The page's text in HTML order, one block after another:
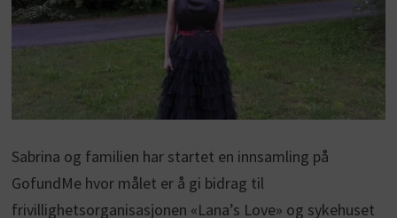
Sabrina og familien har startet en innsamling på
GofundMe hvor målet er å gi bidrag til
frivillighetsorganisasjonen «Lana’s Love» og sykehuset